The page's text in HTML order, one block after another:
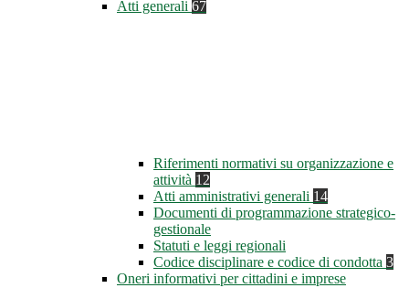
Atti generali 67
Riferimenti normativi su organizzazione e
attività 12
Atti amministrativi generali 14
Documenti di programmazione strategico-
gestionale
Statuti e leggi regionali
Codice disciplinare e codice di condotta 3
Oneri informativi per cittadini e imprese